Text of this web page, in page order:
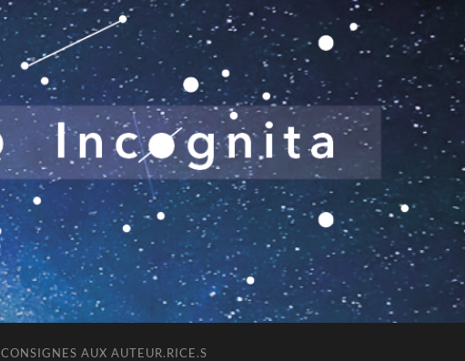
CONSIGNES AUX AUTEUR.RICE.S